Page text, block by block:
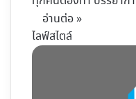
อ่านต่อ »
ไลฟ์สไตล์